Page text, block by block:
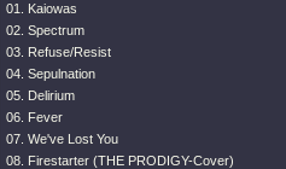
01. Kaiowas
02. Spectrum
03. Refuse/Resist
04. Sepulnation
05. Delirium
06. Fever
07. We've Lost You
08. Firestarter (THE PRODIGY-Cover)